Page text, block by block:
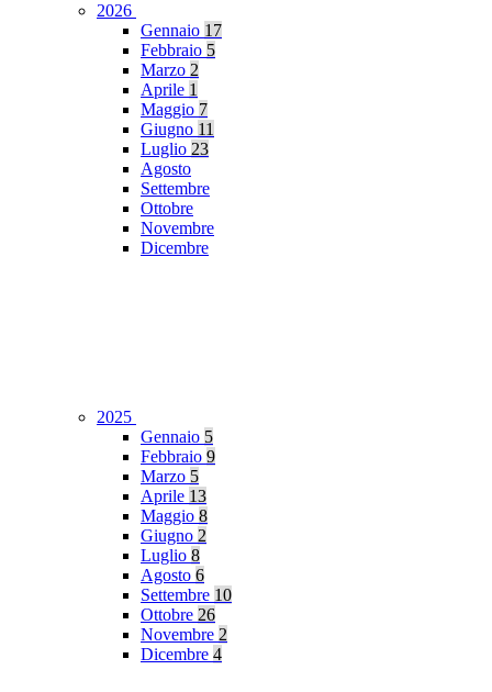
2026
Gennaio 17
Febbraio 5
Marzo 2
Aprile 1
Maggio 7
Giugno 11
Luglio 23
Agosto
Settembre
Ottobre
Novembre
Dicembre
2025
Gennaio 5
Febbraio 9
Marzo 5
Aprile 13
Maggio 8
Giugno 2
Luglio 8
Agosto 6
Settembre 10
Ottobre 26
Novembre 2
Dicembre 4